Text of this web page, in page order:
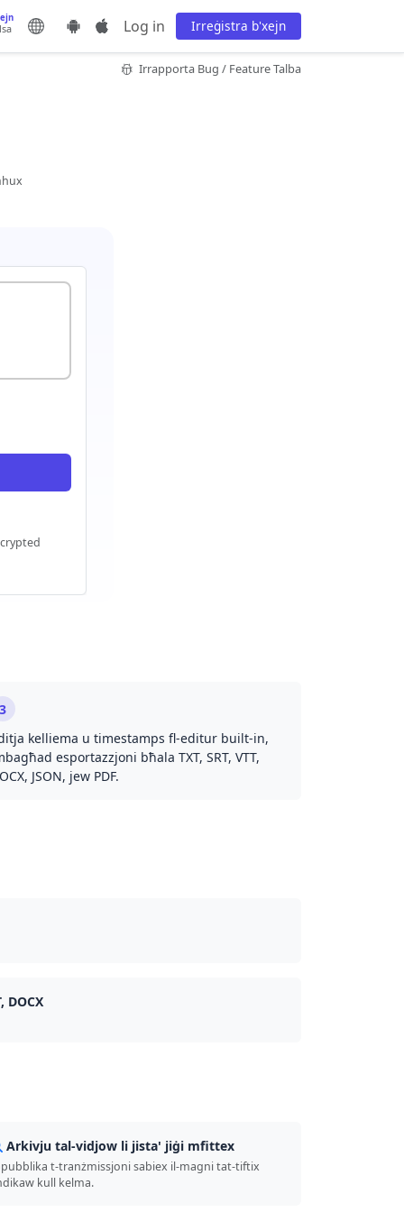
Log in Irreġistra b'xejn
Irrapporta Bug / Feature Talba
3
kelliema u timestamps fl-editur built-in,
esportazzjoni bħala TXT, SRT, VTT,
JSON, jew PDF.
DOCX
Arkivju tal-vidjow li jista' jiġi mfittex
t-tranżmissjoni sabiex il-magni tat-tiftix
kull kelma.